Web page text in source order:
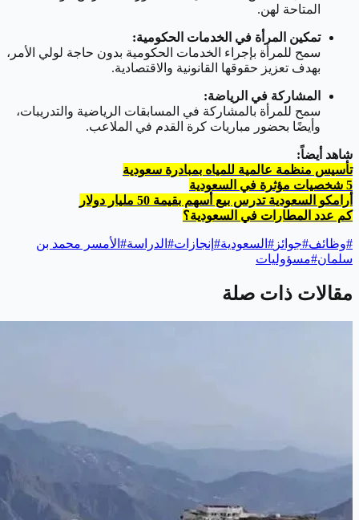
المتاحة لهن.
تمكين المرأة في الخدمات الحكومية:
سمح للمرأة بإجراء الخدمات الحكومية بدون حاجة لولي الأمر،
بهدف تعزيز حقوقها القانونية والاقتصادية.
المشاركة في الرياضة:
سمح للمرأة بالمشاركة في المسابقات الرياضية والتدريبات،
وأيضًا بحضور مباريات كرة القدم في الملاعب.
شاهد أيضاً:
تأسيس منظمة عالمية للمياه بمبادرة سعودية
5 شخصيات مؤثرة في السعودية
أرامكو السعودية تدرس بيع أسهم بقيمة 50 مليار دولار
كم عدد المطارات في السعودية؟
#وظائف#جوائز # السعودية# إنجازات# الدراسة# الأمسر محمد بن
سلمان#مسؤوليات
مقالات ذات صلة